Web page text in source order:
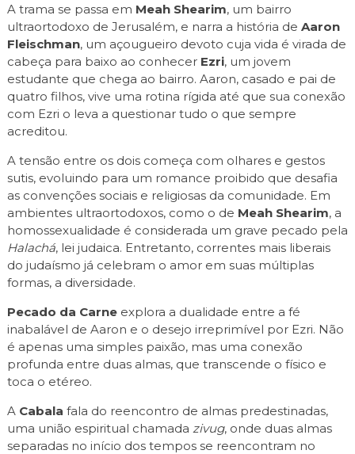
A trama se passa em Meah Shearim, um bairro
ultraortodoxo de Jerusalém, e narra a história de Aaron
Fleischman, um açougueiro devoto cuja vida é virada de
cabeça para baixo ao conhecer Ezri, um jovem
estudante que chega ao bairro. Aaron, casado e pai de
quatro filhos, vive uma rotina rígida até que sua conexão
com Ezri o leva a questionar tudo o que sempre
acreditou.
A tensão entre os dois começa com olhares e gestos
sutis, evoluindo para um romance proibido que desafia
as convenções sociais e religiosas da comunidade. Em
ambientes ultraortodoxos, como o de Meah Shearim, a
homossexualidade é considerada um grave pecado pela
Halachá, lei judaica. Entretanto, correntes mais liberais
do judaísmo já celebram o amor em suas múltiplas
formas, a diversidade.
Pecado da Carneexplora a dualidade entre a fé
inabalável de Aaron e o desejo irreprimível por Ezri. Não
é apenas uma simples paixão, mas uma conexão
profunda entre duas almas, que transcende o físico e
toca o etéreo.
A Cabala fala do reencontro de almas predestinadas,
uma união espiritual chamada zivug, onde duas almas
separadas no início dos tempos se reencontram no